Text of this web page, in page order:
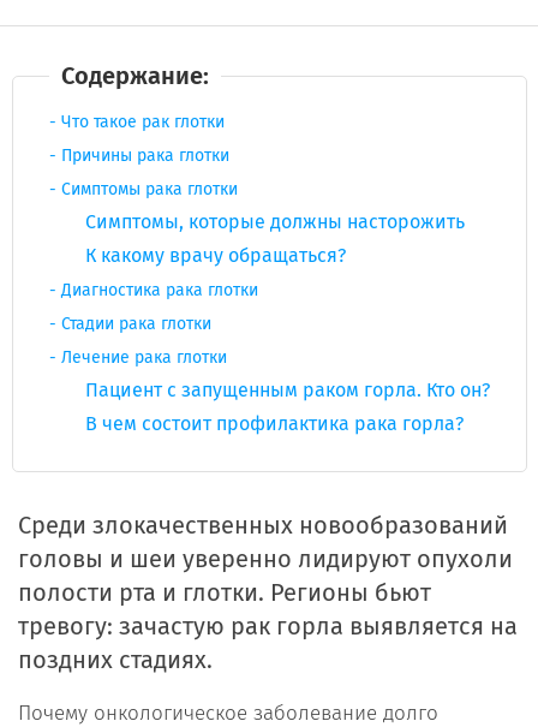
Содержание:
Что такое рак глотки
Причины рака глотки
Симптомы рака глотки
Симптомы, которые должны насторожить
К какому врачу обращаться?
Диагностика рака глотки
Стадии рака глотки
Лечение рака глотки
Пациент с запущенным раком горла. Кто он?
В чем состоит профилактика рака горла?
Среди злокачественных новообразований
головы и шеи уверенно лидируют опухоли
полости рта и глотки. Регионы бьют
тревогу: зачастую рак горла выявляется на
поздних стадиях.
Почему онкологическое заболевание долго